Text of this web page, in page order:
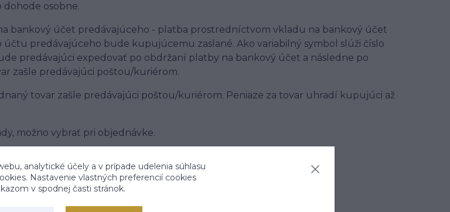
osobne.
bankový účet predávajúceho - platba prostredníctvom vkladu na bankový účet
účtu predávajúceho bude kupujúcemu zaslané. Ako variabilný symbol slúži číslo
predávajúci expedovať po obdržaní platby na bankový účet a následne po
zašle predávajúci poštou/kuriérom.
tovar zašle predávajúci poštou/kuriérom. Peniaze za tovar uhradí kupujúci až
možno vybrať pri objednávke.
posiela predávajúci kupujúcemu spolu s tovarom.
analytické účely a v prípade udelenia súhlasu
Nastavenie vlastných preferencií cookies
v spodnej časti stránok.